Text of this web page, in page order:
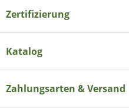
Zertifizierung
Katalog
Zahlungsarten & Versand